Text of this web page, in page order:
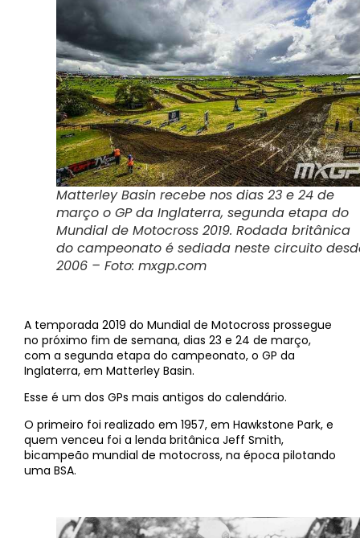
Matterley Basin recebe nos dias 23 e 24 de
março o GP da Inglaterra, segunda etapa do
Mundial de Motocross 2019. Rodada britânica
do campeonato é sediada neste circuito
2006 – Foto: mxgp.com
A temporada 2019 do Mundial de Motocross prossegue
no próximo fim de semana, dias 23 e 24 de março,
com a segunda etapa do campeonato, o GP da
Inglaterra, em Matterley Basin.
Esse é um dos GPs mais antigos do calendário.
O primeiro foi realizado em 1957, em Hawkstone Park, e
quem venceu foi a lenda britânica Jeff Smith,
bicampeão mundial de motocross, na época pilotando
uma BSA.